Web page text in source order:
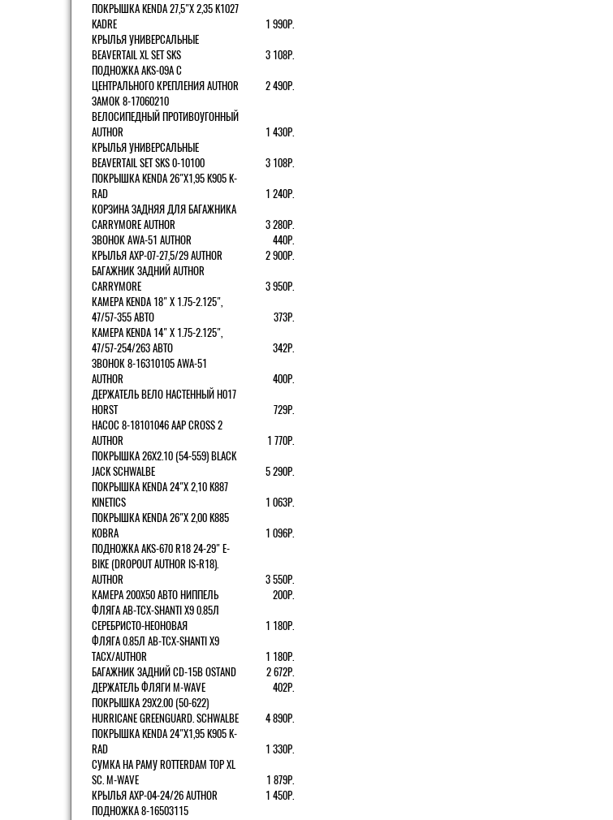
ПОКРЫШКА KENDA 27,5"Х 2,35 K1027
KADRE
1 990Р.
КРЫЛЬЯ УНИВЕРСАЛЬНЫЕ
BEAVERTAIL XL SET SKS
3 108Р.
ПОДНОЖКА AKS-09A C
ЦЕНТРАЛЬНОГО КРЕПЛЕНИЯ AUTHOR
2 490Р.
ЗАМОК 8-17060210
ВЕЛОСИПЕДНЫЙ ПРОТИВОУГОННЫЙ
AUTHOR
1 430Р.
КРЫЛЬЯ УНИВЕРСАЛЬНЫЕ
BEAVERTAIL SET SKS 0-10100
3 108Р.
ПОКРЫШКА KENDA 26"Х1,95 K905 K-
RAD
1 240Р.
КОРЗИНА ЗАДНЯЯ ДЛЯ БАГАЖНИКА
CARRYMORE AUTHOR
3 280Р.
ЗВОНОК AWA-51 AUTHOR
440Р.
КРЫЛЬЯ AXP-07-27,5/29 AUTHOR
2 900Р.
БАГАЖНИК ЗАДНИЙ AUTHOR
CARRYMORE
3 950Р.
КАМЕРА KENDA 18" Х 1.75-2.125",
47/57-355 АВТО
373Р.
КАМЕРА KENDA 14" Х 1.75-2.125",
47/57-254/263 АВТО
342Р.
ЗВОНОК 8-16310105 AWA-51
AUTHOR
400Р.
ДЕРЖАТЕЛЬ ВЕЛО НАСТЕННЫЙ H017
HORST
729Р.
НАСОС 8-18101046 AAP CROSS 2
AUTHOR
1 770Р.
ПОКРЫШКА 26X2.10 (54-559) BLACK
JACK SCHWALBE
5 290Р.
ПОКРЫШКА KENDA 24"Х 2,10 K887
KINETICS
1 063Р.
ПОКРЫШКА KENDA 26"Х 2,00 K885
KOBRA
1 096Р.
ПОДНОЖКА AKS-670 R18 24-29" E-
BIKE (DROPOUT AUTHOR IS-R18).
AUTHOR
3 550Р.
КАМЕРА 200Х50 АВТО НИППЕЛЬ
200Р.
ФЛЯГА AB-TCX-SHANTI X9 0.85Л
СЕРЕБРИСТО-НЕОНОВАЯ
1 180Р.
ФЛЯГА 0.85Л AB-TCX-SHANTI X9
TACX/AUTHOR
1 180Р.
БАГАЖНИК ЗАДНИЙ CD-15B OSTAND
2 672Р.
ДЕРЖАТЕЛЬ ФЛЯГИ M-WAVE
402Р.
ПОКРЫШКА 29X2.00 (50-622)
HURRICANE GREENGUARD. SCHWALBE
4 890Р.
ПОКРЫШКА KENDA 24"Х1,95 K905 K-
RAD
1 330Р.
СУМКА НА РАМУ ROTTERDAM TOP XL
SC. M-WAVE
1 879Р.
КРЫЛЬЯ AXP-04-24/26 AUTHOR
1 450Р.
ПОДНОЖКА 8-16503115